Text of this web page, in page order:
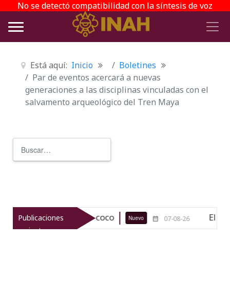
No se detectó compatibilidad con la síntesis de voz
Está aquí: Inicio
Boletines
Par de eventos acercará a nuevas
generaciones a las disciplinas vinculadas con el
salvamento arqueológico del Tren Maya
Publicaciones
recientes
de Texcoco Nuevo 07-08-26 El viaje del